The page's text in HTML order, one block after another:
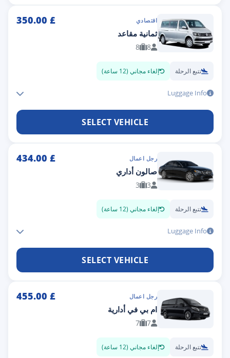
اقتصادي £
350.00
ثمانية مقاعد
8
8
تتبع الرحلة إلغاء مجاني (12 ساعة)
Luggage Info
SELECT VEHICLE
رجل اعمال £
434.00
صالون أداري
3
3
تتبع الرحلة إلغاء مجاني (12 ساعة)
Luggage Info
SELECT VEHICLE
رجل اعمال £
455.00
ام بي في أدارية
7
7
تتبع الرحلة إلغاء مجاني (12 ساعة)